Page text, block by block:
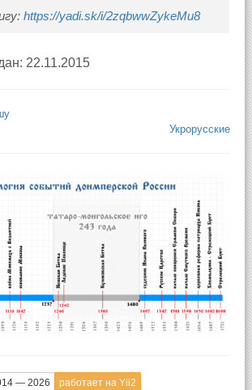
https://yadi.sk/i/2zqbwwZykeMu8
22.11.2015
Укрорусские
— 2026 работает на Yii2